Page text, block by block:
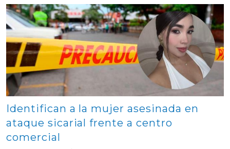
Contenido multimedia principal
Identifican a la mujer asesinada en
ataque sicarial frente a centro
comercial